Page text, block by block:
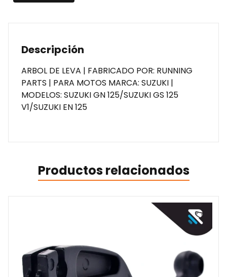
Descripción
ARBOL DE LEVA | FABRICADO POR: RUNNING
PARTS | PARA MOTOS MARCA: SUZUKI |
MODELOS: SUZUKI GN 125/SUZUKI GS 125
V1/SUZUKI EN 125
Productos relacionados